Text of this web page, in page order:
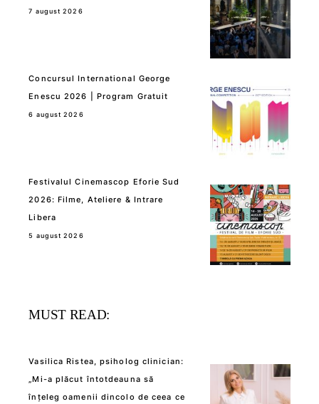
7 august 2026
Concursul International George
Enescu 2026 | Program Gratuit
6 august 2026
Festivalul Cinemascop Eforie Sud
2026: Filme, Ateliere & Intrare
Libera
5 august 2026
MUST READ:
Vasilica Ristea, psiholog clinician:
„Mi-a plăcut întotdeauna să
înțeleg oamenii dincolo de ceea ce